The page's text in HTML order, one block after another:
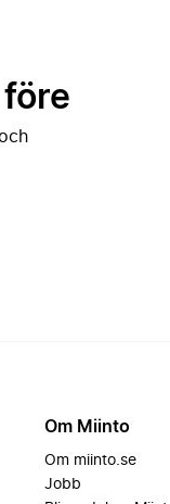
Om Miinto
Om miinto.se
Jobb